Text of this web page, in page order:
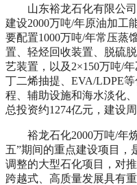
山东裕龙石化有限公
建设2000万吨/年原油加工
要配置1000万吨/年常压蒸
置、轻烃回收装置、脱硫
艺装置，以及2×150万吨/
丁二烯抽提、EVA/LDPE
程、辅助设施和海水淡化
总投资约1274亿元，建设周
裕龙石化2000万吨/年
五”期间的重点建设项目，
调整的大型石化项目，对
跨越式、高质量发展具有重